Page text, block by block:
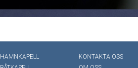
HAMNKAPELL
KONTAKTA OSS